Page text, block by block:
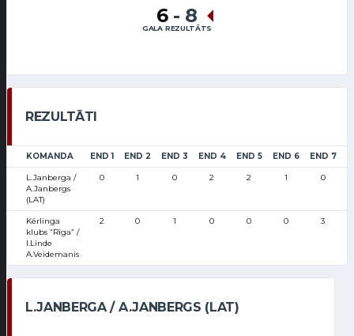
6 - 8
GALA REZULTĀTS
REZULTĀTI
KOMANDA END 1 END 2 END 3 END 4 END 5 END 6 END 7
L.Janberga /
A.Janbergs
(LAT)
0 1 0 2 2 1 0
Kērlinga
klubs “Rīga” /
I.Linde
A.Veidemanis
2 0 1 0 0 0 3
L.JANBERGA / A.JANBERGS (LAT)